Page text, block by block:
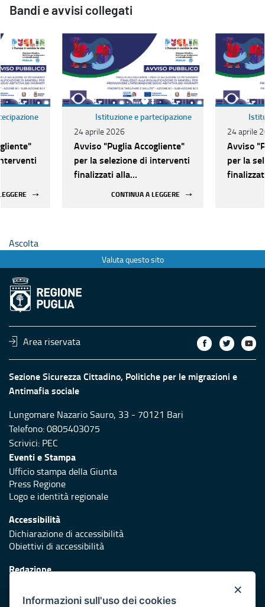
Bandi e avvisi collegati
Istituzione e partecipazione
24 aprile 2026
Avviso "Puglia Accogliente"
per la selezione di interventi
finalizzati alla
CONTINUA A LEGGERE
24 aprile
Avviso
per la
Ascolta
Valuta questo sito
Area riservata
Sezione Sicurezza Cittadino, Politiche per le migrazioni e
Antimafia sociale
Lungomare Nazario Sauro, 33 - 70121 Bari
Telefono: 0805403075
Scrivici: PEC
Eventi e Stampa
Ufficio stampa della Giunta
Press Regione
Logo e identità regionale
Accessibilità
Dichiarazione di accessibilità
Obiettivi di accessibilità
Redazione
×
Informazioni sull'uso dei cookies